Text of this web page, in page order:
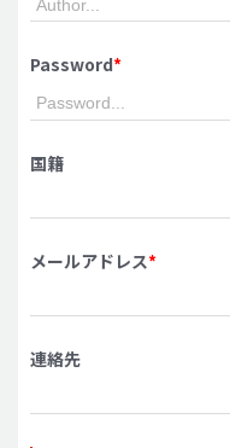
安全整形
ご相談のお問い合わせ
Password*
国籍
メールアドレス*
連絡先